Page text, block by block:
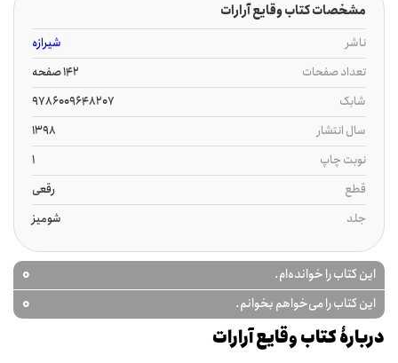
مشخصات کتاب وقایع آرارات
ناشر
شیرازه
تعداد صفحات
142 صفحه
شابک
9786009648207
سال انتشار
1398
نوبت چاپ
1
قطع
رقعی
جلد
شومیز
این کتاب را خوانده‌ام. 0
این کتاب را می‌خواهم بخوانم. 0
دربارۀ کتاب وقایع آرارات